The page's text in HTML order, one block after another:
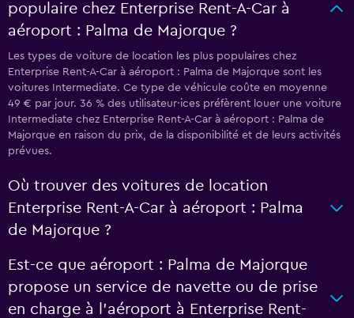
populaire chez Enterprise Rent-A-Car à
aéroport : Palma de Majorque ?
Les types de voiture de location les plus populaires chez
Enterprise Rent-A-Car à aéroport : Palma de Majorque sont les
voitures Intermediate. Ce type de véhicule coûte en moyenne
49 € par jour. 36 % des utilisateur·ices préfèrent louer une voiture
Intermediate chez Enterprise Rent-A-Car à aéroport : Palma de
Majorque en raison du prix, de la disponibilité et de leurs activités
prévues.
Où trouver des voitures de location
Enterprise Rent-A-Car à aéroport : Palma
de Majorque ?
Est-ce que aéroport : Palma de Majorque
propose un service de navette ou de prise
en charge à l’aéroport à Enterprise Rent-